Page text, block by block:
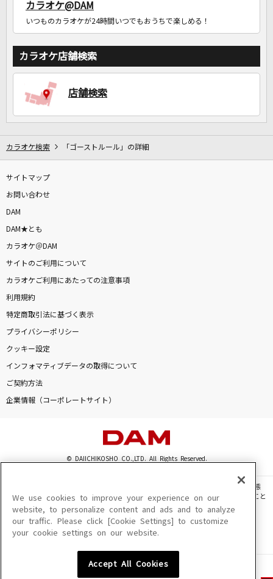
カラオケ@DAM
いつものカラオケが24時間いつでもおうちで楽しめる！
カラオケ店舗検索
店舗検索
カラオケ検索 「ゴーストルール」の詳細
サイトマップ
お問い合わせ
DAM
DAM★とも
カラオケ＠DAM
サイトのご利用について
カラオケご利用にあたっての注意事項
利用規約
特定商取引法に基づく表示
プライバシーポリシー
クッキー設定
インフォマティブデータの取得について
ご契約方法
企業情報（コーポレートサイト）
© DAIICHIKOSHO CO.,LTD. All Rights Reserved.
このサイトに掲載されている一切の文章・画像・写真・動画・音声等を、手段や形態
を問わず、著作権法の定める範囲を超えて無断で複製、転載、ファイル化などすること
を禁じます。
楽曲及びコンテンツは、機種によりご利用いただけない場合があります。
楽曲及びコンテンツの配信日、配信内容が変更になる場合があります。
We use cookies to improve your experience on our
website, to personalize content and ads and to analyze
our traffic. Please click [Cookie Settings] to customize
your cookie settings on our website.
Accept All Cookies